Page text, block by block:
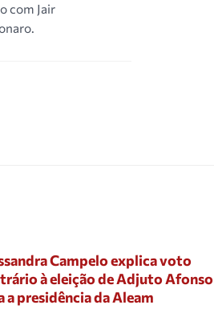
com Jair
Campelo explica voto
à eleição de Adjuto Afonso
a presidência da Aleam